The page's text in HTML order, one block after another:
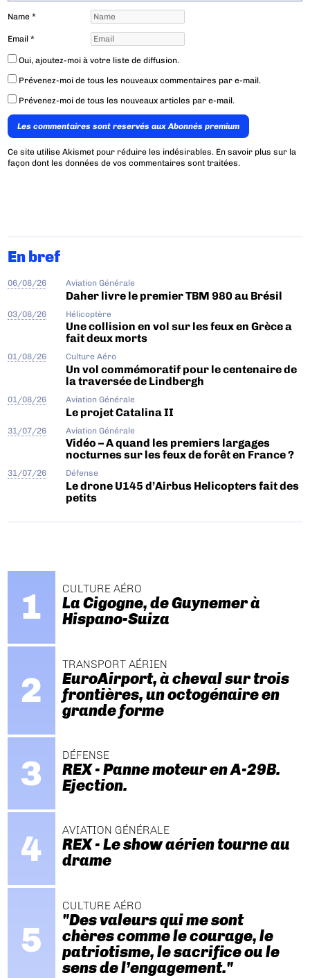
Name*
Email*
Oui, ajoutez-moi à votre liste de diffusion.
Prévenez-moi de tous les nouveaux commentaires par e-mail.
Prévenez-moi de tous les nouveaux articles par e-mail.
Les commentaires sont reservés aux Abonnés premium
Ce site utilise Akismet pour réduire les indésirables. En savoir plus sur la
façon dont les données de vos commentaires sont traitées.
En bref
06/08/26 Aviation Générale
Daher livre le premier TBM 980 au Brésil
03/08/26 Hélicoptère
Une collision en vol sur les feux en Grèce a
fait deux morts
01/08/26 Culture Aéro
Un vol commémoratif pour le centenaire de
la traversée de Lindbergh
01/08/26 Aviation Générale
Le projet Catalina II
31/07/26 Aviation Générale
Vidéo – A quand les premiers largages
nocturnes sur les feux de forêt en France ?
31/07/26 Défense
Le drone U145 d’Airbus Helicopters fait des
petits
CULTURE AÉRO
La Cigogne, de Guynemer à
Hispano-Suiza
TRANSPORT AÉRIEN
EuroAirport, à cheval sur trois
frontières, un octogénaire en
grande forme
DÉFENSE
REX - Panne moteur en A-29B.
Ejection.
AVIATION GÉNÉRALE
REX - Le show aérien tourne au
drame
CULTURE AÉRO
"Des valeurs qui me sont
chères comme le courage, le
patriotisme, le sacrifice ou le
sens de l’engagement."